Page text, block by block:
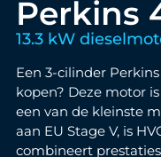
Perkins
13.3 kW
Een 3-cilinder
kopen? Deze motor
een van de kleinste
aan EU Stage V, is
combineert